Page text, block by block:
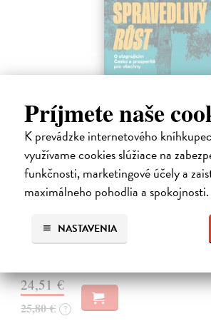
Príjmete naše
K prevádzke internetového
využívame cookies slúžiace na
funkčnosti, marketingové účely a
maximálneho pohodlia a spokojnosti.
NASTAVENIA
Spravedlivý růst
Prokop Daniel| Kniha
Rovné šance, efektivní reformy a prosperita
na politickou strnulost Česko si udržuje
nespravedlností. Chudé děti mají malou šanci
24,51 €
25,80 € ?